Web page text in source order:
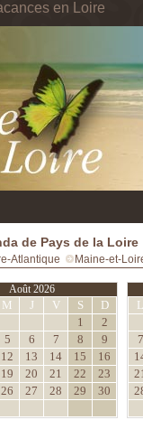
en Loire
de Pays de la Loire
Atlantique Maine-et-
Août 2026
M J V S
D
1
2
5 6 7 8
9
12 13 14 15
16
19 20 21 22
23
26 27 28 29
30
L
7